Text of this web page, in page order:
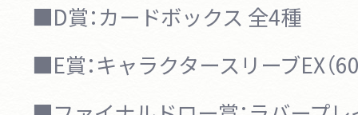
■D賞：カードボックス 全4種
■E賞：キャラクタースリーブEX（